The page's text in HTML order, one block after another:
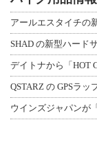
SHAD の新型ハード
デイトナから「HOT
QSTARZ の GPSラ
ウインズジャパンが